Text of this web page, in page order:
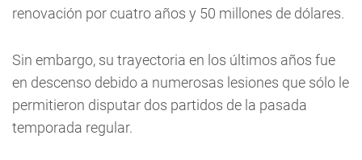
renovación por cuatro años y 50 millones de dólares.
Sin embargo, su trayectoria en los últimos años fue
en descenso debido a numerosas lesiones que sólo le
permitieron disputar dos partidos de la pasada
temporada regular.